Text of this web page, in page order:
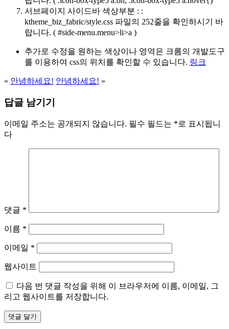
서브페이지 사이드바 색상부분 : :
ktheme_biz_fabric/style.css 파일의 252줄을 확인하시기 바
랍니다. ( #side-menu.menu>li>a )
추가로 수정을 원하는 색상이나 영역은 크롬의 개발도구
를 이용하여 css의 위치를 확인할 수 있습니다. 링크
« 안녕하세요! 안녕하세요! »
답글 남기기
이메일 주소는 공개되지 않습니다. 필수 필드는 *로 표시됩니
다
댓글 *
이름 *
이메일 *
웹사이트
다음 번 댓글 작성을 위해 이 브라우저에 이름, 이메일, 그
리고 웹사이트를 저장합니다.